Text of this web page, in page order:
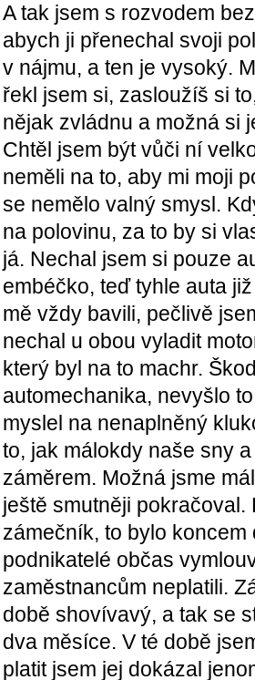
A tak jsem s rozvodem
abych ji přenechal svoji
v nájmu, a ten je vysoký.
řekl jsem si, zasloužíš si
nějak zvládnu a možná si
Chtěl jsem být vůči ní
neměli na to, aby mi moji
se nemělo valný smysl.
na polovinu, za to by si
já. Nechal jsem si pouze
embéčko, teď tyhle auta
mě vždy bavili, pečlivě
nechal u obou vyladit
který byl na to machr.
automechanika, nevyšlo
myslel na nenaplněný
to, jak málokdy naše sny
záměrem. Možná jsme
ještě smutněji
zámečník, to bylo
podnikatelé občas
zaměstnancům neplatili.
době shovívavý, a tak se
dva měsíce. V té době
platit jsem jej dokázal